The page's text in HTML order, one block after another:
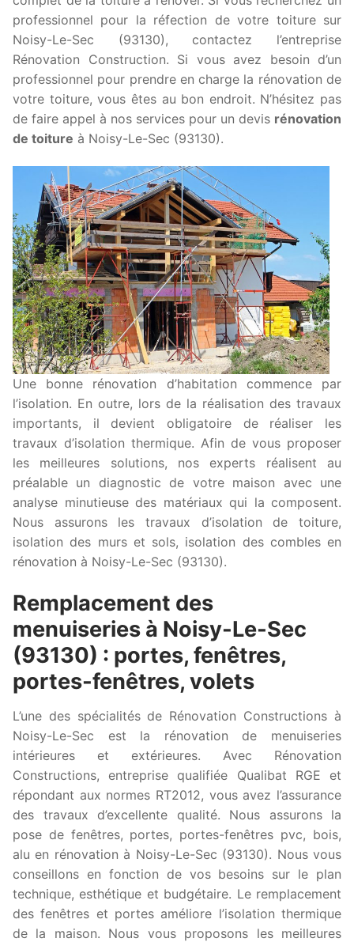
professionnel pour la réfection de votre toiture sur
Noisy-Le-Sec (93130), contactez l’entreprise
Rénovation Construction. Si vous avez besoin d’un
professionnel pour prendre en charge la rénovation de
votre toiture, vous êtes au bon endroit. N’hésitez pas
de faire appel à nos services pour un devis rénovation
de toiture à Noisy-Le-Sec (93130).
Une bonne rénovation d’habitation commence par
l’isolation. En outre, lors de la réalisation des travaux
importants, il devient obligatoire de réaliser les
travaux d’isolation thermique. Afin de vous proposer
les meilleures solutions, nos experts réalisent au
préalable un diagnostic de votre maison avec une
analyse minutieuse des matériaux qui la composent.
Nous assurons les travaux d’isolation de toiture,
isolation des murs et sols, isolation des combles en
rénovation à Noisy-Le-Sec (93130).
Remplacement des
menuiseries à Noisy-Le-Sec
(93130) : portes, fenêtres,
portes-fenêtres, volets
L’une des spécialités de Rénovation Constructions à
Noisy-Le-Sec est la rénovation de menuiseries
intérieures et extérieures. Avec Rénovation
Constructions, entreprise qualifiée Qualibat RGE et
répondant aux normes RT2012, vous avez l’assurance
des travaux d’excellente qualité. Nous assurons la
pose de fenêtres, portes, portes-fenêtres pvc, bois,
alu en rénovation à Noisy-Le-Sec (93130). Nous vous
conseillons en fonction de vos besoins sur le plan
technique, esthétique et budgétaire. Le remplacement
des fenêtres et portes améliore l’isolation thermique
de la maison. Nous vous proposons les meilleures